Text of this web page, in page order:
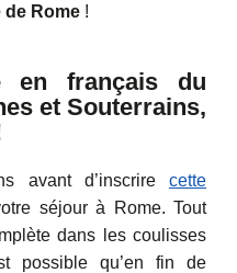
Rome !
en français du
et Souterrains,
avant d’inscrire cette
séjour à Rome. Tout
dans les coulisses
possible qu’en fin de